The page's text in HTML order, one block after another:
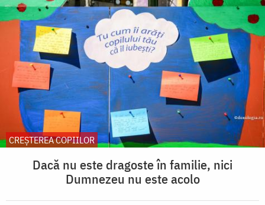
CREŞTEREA COPIILOR
Dacă nu este dragoste în familie, nici
Dumnezeu nu este acolo